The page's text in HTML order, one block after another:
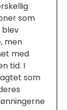
som
blev
men
med
tid. I
som